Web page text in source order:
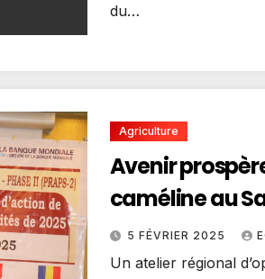
du…
Agriculture
Avenir
caméline au
active son
5 FÉVRIER 2025
Un atelier régional